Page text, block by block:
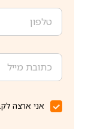
אני ארצה